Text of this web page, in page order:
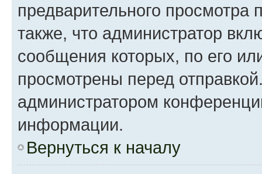
предварительного
также, что администратор
сообщения которых, по его
просмотрены перед
администратором
информации.
Вернуться к началу